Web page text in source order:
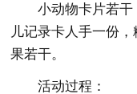
小动物卡片若
儿记录卡人手一份
果若干。
活动过程：